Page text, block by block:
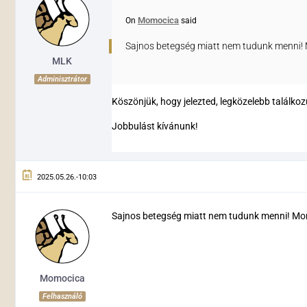
MLK
Adminisztrátor
On Momocica said
Sajnos betegség miatt nem tudunk menni!
Köszönjük, hogy jelezted, legközelebb
Jobbulást kívánunk!
2025.05.26.-10:03
Momocica
Felhasználó
Sajnos betegség miatt nem tudunk menni!